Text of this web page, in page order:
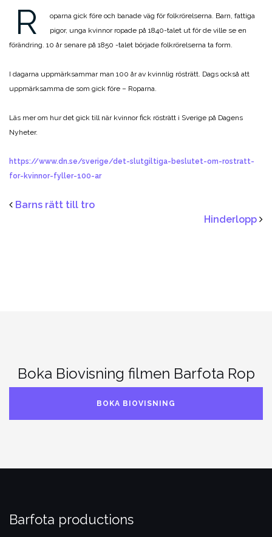
R
oparna gick före och banade väg för folkrörelserna. Barn, fattiga
pigor, unga kvinnor ropade på 1840-talet ut för de ville se en
förändring. 10 år senare på 1850 -talet började folkrörelserna ta form.
I dagarna uppmärksammar man 100 år av kvinnlig rösträtt. Dags också att
uppmärksamma de som gick före – Roparna.
Läs mer om hur det gick till när kvinnor fick rösträtt i Sverige på Dagens
Nyheter.
https://www.dn.se/sverige/det-slutgiltiga-beslutet-om-rostratt-
for-kvinnor-fyller-100-ar
Barns rätt till tro
Hinderlopp
Boka Biovisning filmen Barfota Rop
BOKA BIOVISNING
Barfota productions